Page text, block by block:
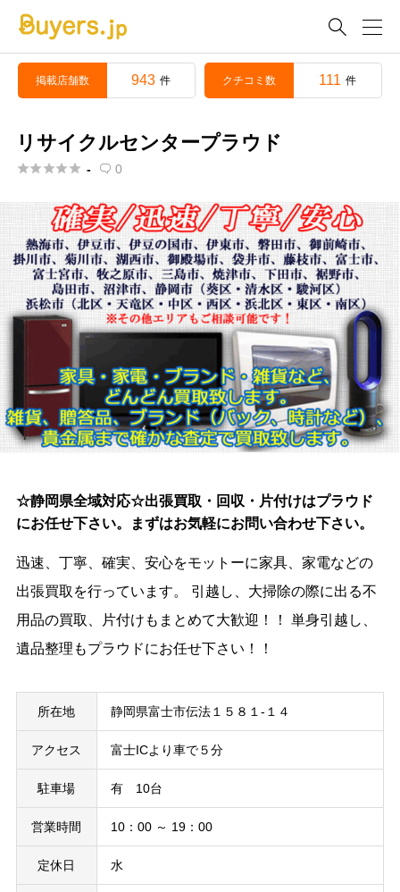

掲載店舗数 943 件 クチコミ数 111 件
リサイクルセンタープラウド
 -  0
☆静岡県全域対応☆出張買取・回収・片付けはプラウド
にお任せ下さい。まずはお気軽にお問い合わせ下さい。
迅速、丁寧、確実、安心をモットーに家具、家電などの
出張買取を行っています。 引越し、大掃除の際に出る不
用品の買取、片付けもまとめて大歓迎！！ 単身引越し、
遺品整理もプラウドにお任せ下さい！！
所在地 静岡県富士市伝法１５８１-１４
アクセス 富士ICより車で５分
駐車場 有 10台
営業時間 10：00 ～ 19：00
定休日 水